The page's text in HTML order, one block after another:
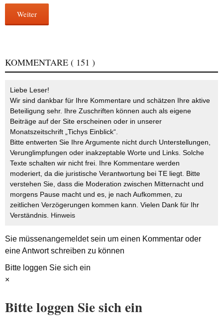
Weiter
KOMMENTARE ( 151 )
Liebe Leser!
Wir sind dankbar für Ihre Kommentare und schätzen Ihre aktive
Beteiligung sehr. Ihre Zuschriften können auch als eigene
Beiträge auf der Site erscheinen oder in unserer
Monatszeitschrift „Tichys Einblick“.
Bitte entwerten Sie Ihre Argumente nicht durch Unterstellungen,
Verunglimpfungen oder inakzeptable Worte und Links. Solche
Texte schalten wir nicht frei. Ihre Kommentare werden
moderiert, da die juristische Verantwortung bei TE liegt. Bitte
verstehen Sie, dass die Moderation zwischen Mitternacht und
morgens Pause macht und es, je nach Aufkommen, zu
zeitlichen Verzögerungen kommen kann. Vielen Dank für Ihr
Verständnis. Hinweis
Sie müssenangemeldetsein um einen Kommentar oder
eine Antwort schreiben zu können
Bitte loggen Sie sich ein
×
Bitte loggen Sie sich ein